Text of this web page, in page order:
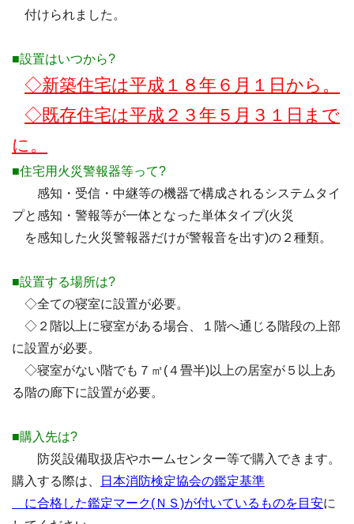
付けられました。
■設置はいつから?
◇新築住宅は平成１８年６月１日から。
◇既存住宅は平成２３年５月３１日まで
に。
■住宅用火災警報器等って?
感知・受信・中継等の機器で構成されるシステムタイ
プと感知・警報等が一体となった単体タイプ(火災
を感知した火災警報器だけが警報音を出す)の２種類。
■設置する場所は?
◇全ての寝室に設置が必要。
◇２階以上に寝室がある場合、１階へ通じる階段の上部
に設置が必要。
◇寝室がない階でも７㎡(４畳半)以上の居室が５以上あ
る階の廊下に設置が必要。
■購入先は?
防災設備取扱店やホームセンター等で購入できます。
購入する際は、
日本消防検定協会の鑑定基準
に合格した鑑定マーク(ＮＳ)が付いているものを目安に